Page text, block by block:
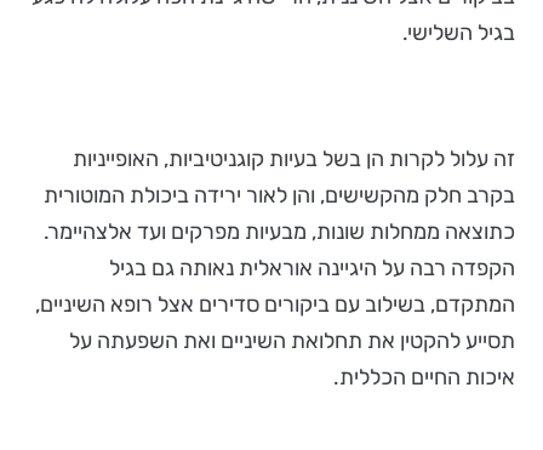
בגיל השלישי.
זה עלול לקרות הן בשל בעיות קוגניטיביות, האופייניות
בקרב חלק מהקשישים, והן לאור ירידה ביכולת המוטורית
כתוצאה ממחלות שונות, מבעיות מפרקים ועד אלצהיימר.
הקפדה רבה על היגיינה אוראלית נאותה גם בגיל
המתקדם, בשילוב עם ביקורים סדירים אצל רופא השיניים,
תסייע להקטין את תחלואת השיניים ואת השפעתה על
איכות החיים הכללית.